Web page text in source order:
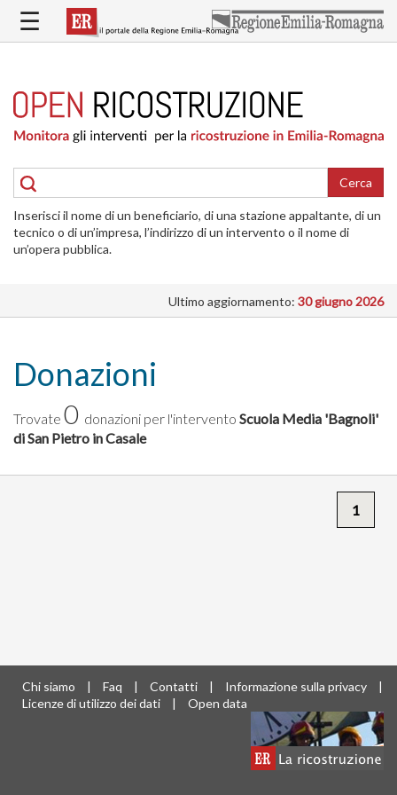
contenuto
RICOSTRUZIONE
PUBBLICA
DELLE
ABITAZIONI
RICOSTRUZIONE
ATTIVITÀ
INTERVENTI
☰
Cerca
Inserisci il nome di un beneficiario, di una stazione appaltante, di un
tecnico o di un’impresa, l’indirizzo di un intervento o il nome di
un’opera pubblica.
Ultimo aggiornamento: 30 giugno 2026
Donazioni
Trovate 0 donazioni per l'intervento Scuola Media 'Bagnoli'
di San Pietro in Casale
1
Chi siamo | Faq | Contatti | Informazione sulla privacy
|
Licenze di utilizzo dei dati
| Open data